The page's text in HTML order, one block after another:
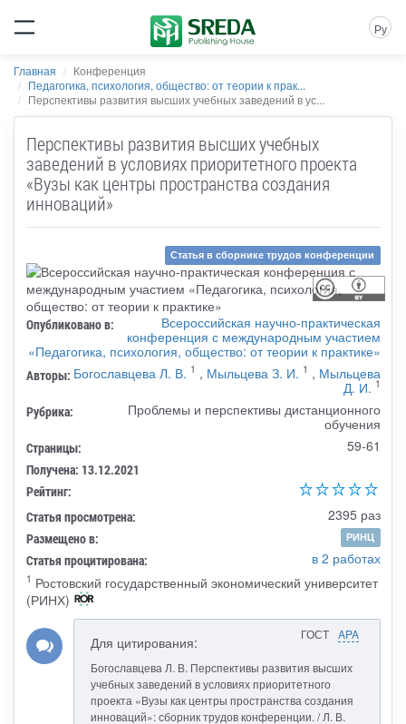
Ру
Главная
Конференция
Педагогика, психология, общество: от теории к прак...
Перспективы развития высших учебных заведений в ус...
Перспективы развития высших учебных
заведений в условиях приоритетного проекта
«Вузы как центры пространства создания
инноваций»
Статья в сборнике трудов конференции
Опубликовано в:
Всероссийская научно-практическая
конференция с международным участием
«Педагогика, психология, общество: от теории к практике»
Авторы: Богославцева Л. В. 1 , Мыльцева З. И. 1 , Мыльцева
Д. И. 1
Рубрика:
Проблемы и перспективы дистанционного
обучения
Страницы: 59-61
Получена: 13.12.2021
Рейтинг:
Статья просмотрена:
2395 раз
Размещено в: РИНЦ
Статья процитирована: в 2 работах
1 Ростовский государственный экономический университет
(РИНХ)
ГОСТ APA
Для цитирования:
Богославцева Л. В. Перспективы развития высших
учебных заведений в условиях приоритетного
проекта «Вузы как центры пространства создания
инноваций»: сборник трудов конференции. / Л. В.